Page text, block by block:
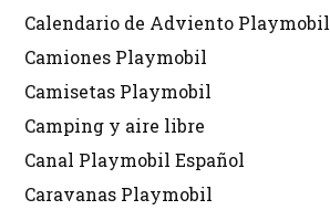
Calendario de Adviento Playmobil
Camiones Playmobil
Camisetas Playmobil
Camping y aire libre
Canal Playmobil Español
Caravanas Playmobil